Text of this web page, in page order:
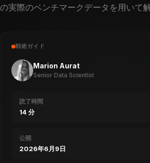
の実際のベンチマークデータを用いて解
戦術ガイド
Marion Aurat
Senior Data Scientist
読了時間
14 分
公開
2026年6月9日